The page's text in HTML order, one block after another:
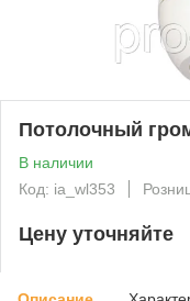
Потолочный
В наличии
Код: ia_wl353
Цену уточняйте